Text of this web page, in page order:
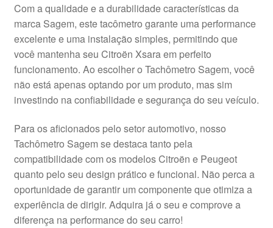
Política de Privacidade
Procedimento de Reclamação
Reclamações
Termos e Condições
Transporte
Com a qualidade e a durabilidade características da
marca Sagem, este tacômetro garante uma performance
excelente e uma instalação simples, permitindo que
você mantenha seu Citroën Xsara em perfeito
funcionamento. Ao escolher o Tachômetro Sagem, você
não está apenas optando por um produto, mas sim
investindo na confiabilidade e segurança do seu veículo.
Para os aficionados pelo setor automotivo, nosso
Tachômetro Sagem se destaca tanto pela
compatibilidade com os modelos Citroën e Peugeot
quanto pelo seu design prático e funcional. Não perca a
oportunidade de garantir um componente que otimiza a
experiência de dirigir. Adquira já o seu e comprove a
diferença na performance do seu carro!